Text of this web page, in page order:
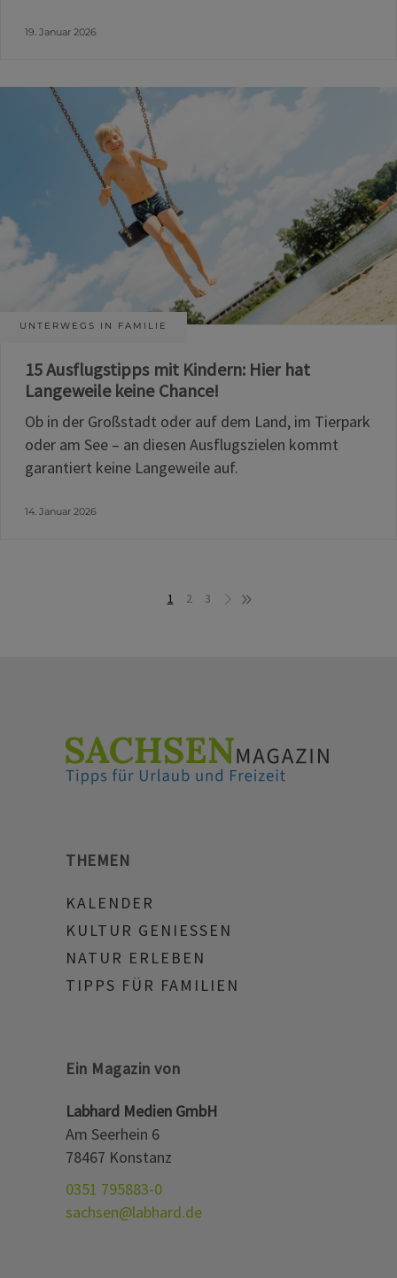
19. Januar 2026
UNTERWEGS IN FAMILIE
15 Ausflugstipps mit Kindern: Hier hat
Langeweile keine Chance!
Ob in der Großstadt oder auf dem Land, im Tierpark
oder am See – an diesen Ausflugszielen kommt
garantiert keine Langeweile auf.
14. Januar 2026
1 2 3
THEMEN
KALENDER
KULTUR GENIESSEN
NATUR ERLEBEN
TIPPS FÜR FAMILIEN
Ein Magazin von
Labhard Medien GmbH
Am Seerhein 6
78467 Konstanz
0351 795883-0
sachsen@labhard.de